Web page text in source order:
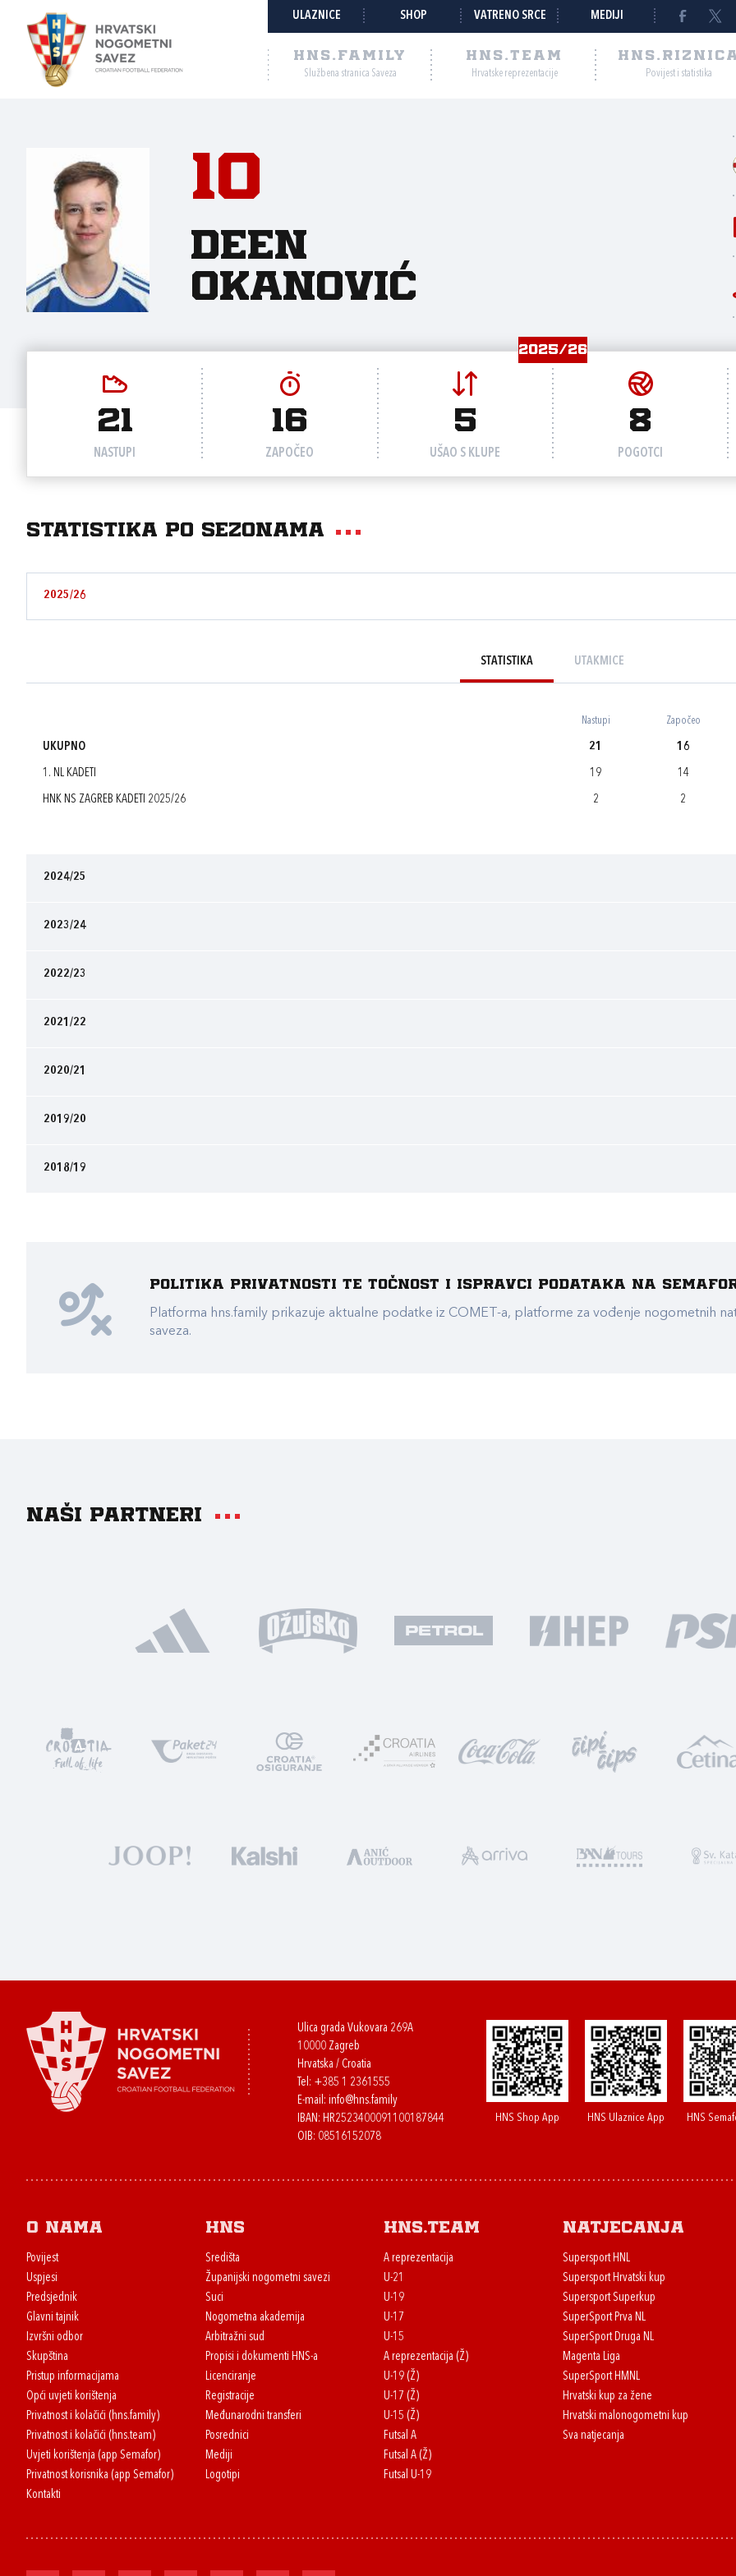
ULAZNICE SHOP VATRENO SRCE MEDIJI
HNS.FAMILY
Službena stranica Saveza
HNS.TEAM
Hrvatske reprezentacije Povijest i statistika
10
Deen
Okanović
2025/26
21
NASTUPI
16
ZAPOČEO
5
UŠAO S KLUPE
8
POGOTCI
Statistika po sezonama
2025/26
STATISTIKA UTAKMICE
Nastupi Započeo
UKUPNO 21 16
1. NL KADETI 19 14
HNK NS ZAGREB KADETI 2025/26 2 2
2024/25
2023/24
2022/23
2021/22
2020/21
2019/20
2018/19
Politika privatnosti te točnost i ispravci podataka na
Platforma hns.family prikazuje aktualne podatke iz COMET-a, platforme za vođenje nogometnih
saveza.
Naši partneri
Ulica grada Vukovara 269A
10000 Zagreb
Hrvatska / Croatia
Tel: +385 1 2361555
E-mail: info@hns.family
IBAN: HR2523400091100187844
OIB: 08516152078
HNS Shop App HNS Ulaznice App HNS
O nama
Povijest
Uspjesi
Predsjednik
Glavni tajnik
Izvršni odbor
Skupština
Pristup informacijama
Opći uvjeti korištenja
Privatnost i kolačići (hns.family)
Privatnost i kolačići (hns.team)
Uvjeti korištenja (app Semafor)
Privatnost korisnika (app Semafor)
Kontakti
HNS
Središta
Županijski nogometni savezi
Suci
Nogometna akademija
Arbitražni sud
Propisi i dokumenti HNS-a
Licenciranje
Registracije
Međunarodni transferi
Posrednici
Mediji
Logotipi
HNS.team
A reprezentacija
U-21
U-19
U-17
U-15
A reprezentacija (Ž)
U-19 (Ž)
U-17 (Ž)
U-15 (Ž)
Futsal A
Futsal A (Ž)
Futsal U-19
Natjecanja
Supersport HNL
Supersport Hrvatski kup
Supersport Superkup
SuperSport Prva NL
SuperSport Druga NL
Magenta Liga
SuperSport HMNL
Hrvatski kup za žene
Hrvatski malonogometni kup
Sva natjecanja